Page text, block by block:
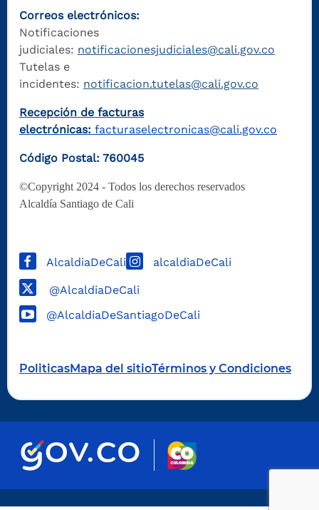
Correos electrónicos:
Notificaciones
judiciales: notificacionesjudiciales@cali.gov.co
Tutelas e
incidentes: notificacion.tutelas@cali.gov.co
Recepción de facturas
electrónicas: facturaselectronicas@cali.gov.co
Código Postal: 760045
©Copyright 2024 - Todos los derechos reservados
Alcaldía Santiago de Cali
AlcaldiaDeCali alcaldiaDeCali
@AlcaldiaDeCali
@AlcaldiaDeSantiagoDeCali
PoliticasMapa del sitioTérminos y Condiciones